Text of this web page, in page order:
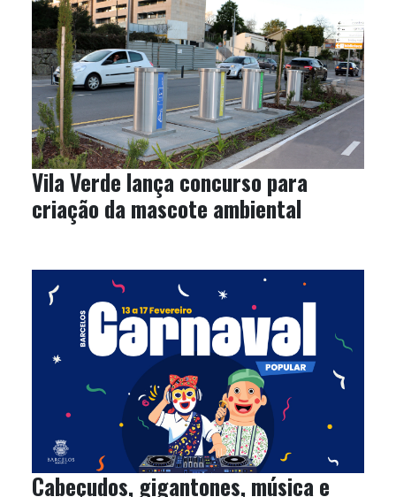
Vila Verde lança concurso para
criação da mascote ambiental
Cabeçudos, gigantones, música e